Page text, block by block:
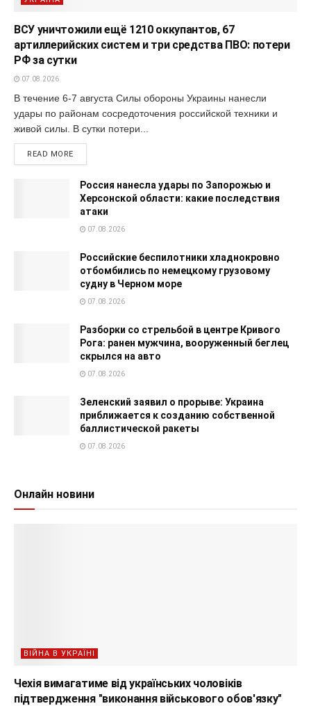
ВСУ уничтожили ещё 1210 оккупантов, 67
артиллерийских систем и три средства ПВО: потери
РФ за сутки
07.08.2026
В течение 6-7 августа Силы обороны Украины нанесли
удары по районам сосредоточения российской техники и
живой силы. В сутки потери...
READ MORE
Россия нанесла удары по Запорожью и
Херсонской области: какие последствия
атаки
07.08.2026
Российские беспилотники хладнокровно
отбомбились по немецкому грузовому
судну в Черном море
07.08.2026
Разборки со стрельбой в центре Кривого
Рога: ранен мужчина, вооруженный беглец
скрылся на авто
07.08.2026
Зеленский заявил о прорыве: Украина
приближается к созданию собственной
баллистической ракеты
07.08.2026
Онлайн новини
ВІЙНА В УКРАЇНІ
Чехія вимагатиме від українських чоловіків
підтвердження "виконання військового обов'язку"